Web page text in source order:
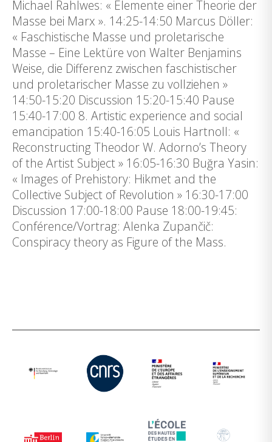
Michael Rahlwes: « Elemente einer Theorie der
Masse bei Marx ». 14:25-14:50 Marcus Döller:
« Faschistische Masse und proletarische
Masse – Eine Lektüre von Walter Benjamins
Weise, die Differenz zwischen faschistischer
und proletarischer Masse zu vollziehen »
14:50-15:20 Discussion 15:20-15:40 Pause
15:40-17:00 8. Artistic experience and social
emancipation 15:40-16:05 Louis Hartnoll: «
Reconstructing Theodor W. Adorno’s Theory
of the Artist Subject » 16:05-16:30 Buğra Yasin:
« Images of Prehistory: Hikmet and the
Collective Subject of Revolution » 16:30-17:00
Discussion 17:00-18:00 Pause 18:00-19:45:
Conférence/Vortrag: Alenka Zupančič:
Conspiracy theory as Figure of the Mass.